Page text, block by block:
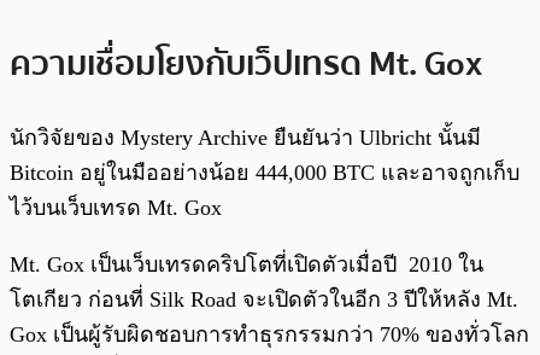
ความเชื่อมโยงกับเว็ปเทรด Mt. Gox
นักวิจัยของ Mystery Archive ยืนยันว่า Ulbricht นั้นมี
Bitcoin อยู่ในมืออย่างน้อย 444,000 BTC และอาจถูกเก็บ
ไว้บนเว็บเทรด Mt. Gox
Mt. Gox เป็นเว็บเทรดคริปโตที่เปิดตัวเมื่อปี 2010 ใน
โตเกียว ก่อนที่ Silk Road จะเปิดตัวในอีก 3 ปีให้หลัง Mt.
Gox เป็นผู้รับผิดชอบการทำธุรกรรมกว่า 70% ของทั่วโลก